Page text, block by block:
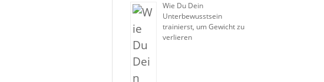
Wie Du Dein
Unterbewusstsein
trainierst, um Gewicht zu
verlieren